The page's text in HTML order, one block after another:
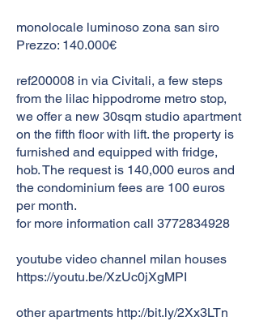
monolocale luminoso zona san siro
Prezzo: 140.000€
ref200008 in via Civitali, a few steps
from the lilac hippodrome metro stop,
we offer a new 30sqm studio apartment
on the fifth floor with lift. the property is
furnished and equipped with fridge,
hob. The request is 140,000 euros and
the condominium fees are 100 euros
per month.
for more information call 3772834928
youtube video channel milan houses
https://youtu.be/XzUc0jXgMPI
other apartments http://bit.ly/2Xx3LTn